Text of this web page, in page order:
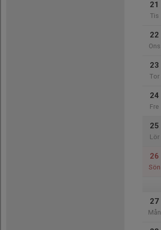
21
Tis
22
Ons
23
Tor
24
Fre
25
Lör
26
Sön
27
Mån